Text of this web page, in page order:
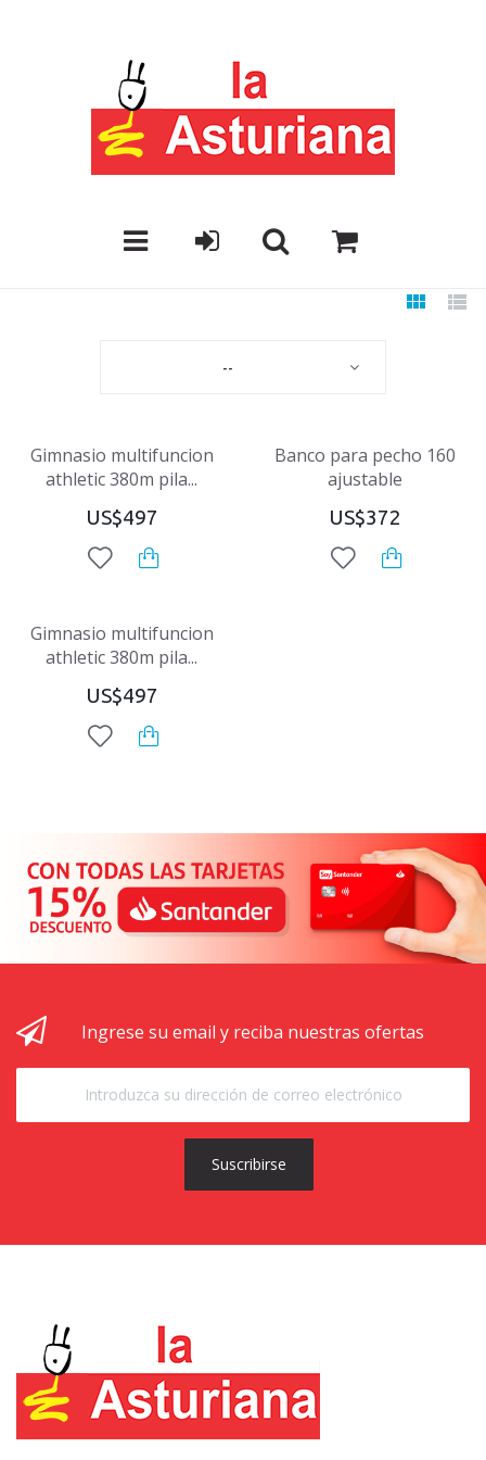
--
Gimnasio multifuncion
athletic 380m pila...
US$497
Banco para pecho 160
ajustable
US$372
Gimnasio multifuncion
athletic 380m pila...
US$497
Ingrese su email y reciba nuestras ofertas
Suscribirse